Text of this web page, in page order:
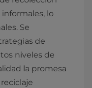
lo
Se
de
niveles de
la promesa